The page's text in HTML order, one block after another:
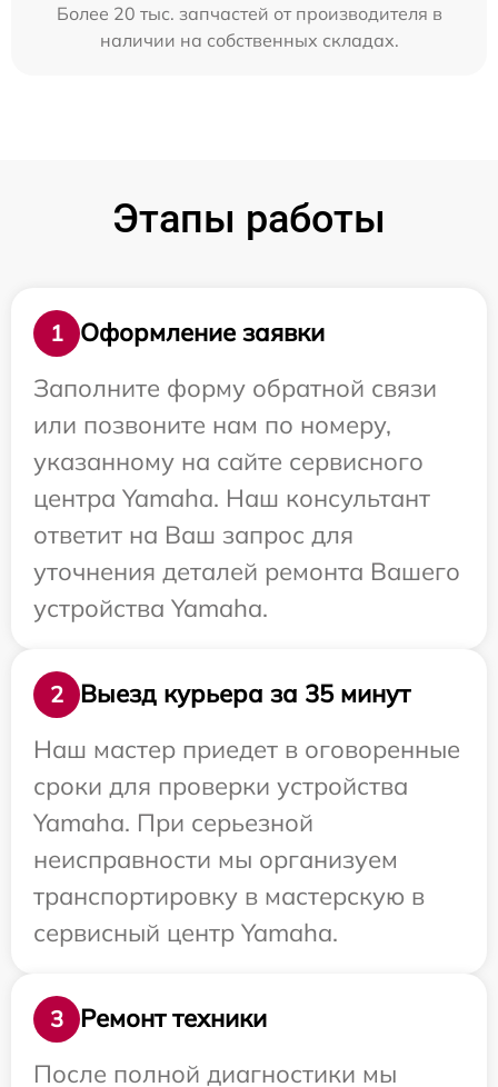
Более 20 тыс. запчастей от производителя в
наличии на собственных складах.
Этапы работы
1
Оформление заявки
Заполните форму обратной связи
или позвоните нам по номеру,
указанному на сайте сервисного
центра Yamaha. Наш консультант
ответит на Ваш запрос для
уточнения деталей ремонта Вашего
устройства Yamaha.
2
Выезд курьера за 35 минут
Наш мастер приедет в оговоренные
сроки для проверки устройства
Yamaha. При серьезной
неисправности мы организуем
транспортировку в мастерскую в
сервисный центр Yamaha.
3
Ремонт техники
После полной диагностики мы